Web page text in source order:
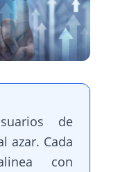
de
azar. Cada
con